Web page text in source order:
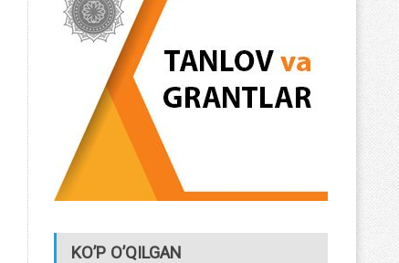
KO’P O’QILGAN